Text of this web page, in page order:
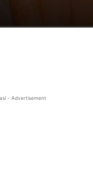
- Advertisement